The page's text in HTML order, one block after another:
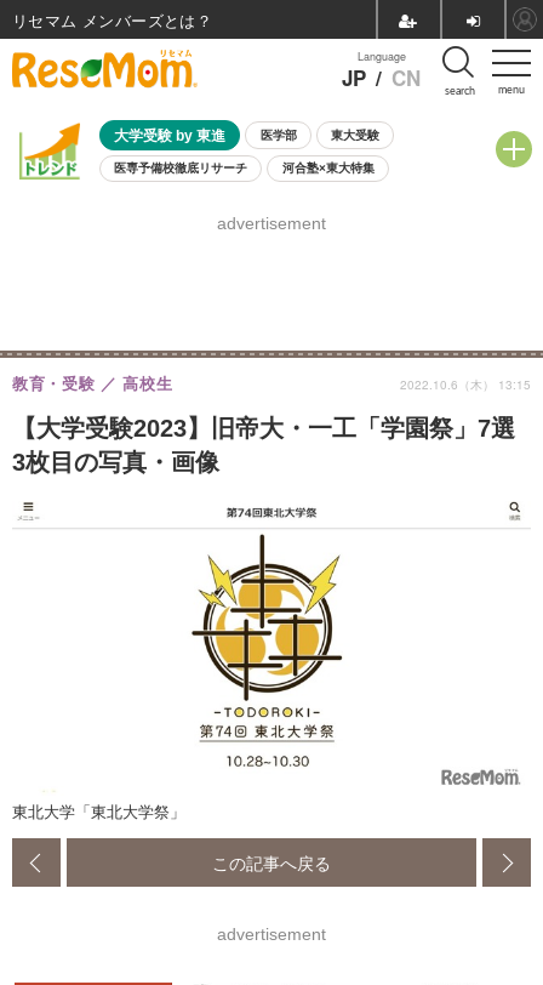
menu
Language
JP / CN search
大学受験 by 東進 医学部 東大受験
医専予備校徹底リサーチ 河合塾×東大特集
8月開催学校説明会・相談会
advertisement
【大学受験2023】旧帝大・一工「学園祭」7選
3枚目の写真・画像
教育・受験 高校生 2022.10.6（木） 13:15
東北大学「東北大学祭」
この記事へ戻る
advertisement
リセマム メンバーズ